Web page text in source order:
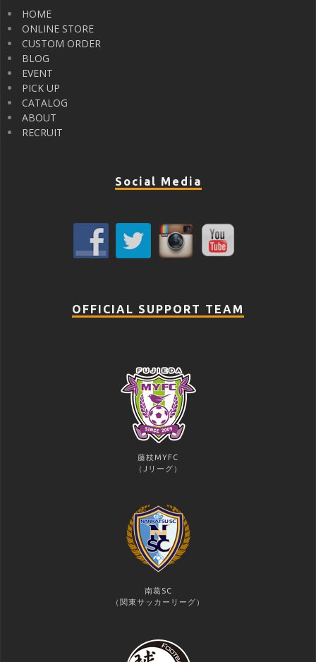
HOME
ONLINE STORE
CUSTOM ORDER
BLOG
EVENT
PICK UP
CATALOG
ABOUT
RECRUIT
Social Media
OFFICIAL SUPPORT TEAM
藤枝MYFC
（Jリーグ）
南葛SC
（関東サッカーリーグ）